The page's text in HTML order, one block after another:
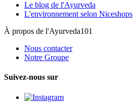
Le blog de l'Ayurveda
L'environnement selon Niceshops
À propos de l'Ayurveda101
Nous contacter
Notre Groupe
Suivez-nous sur